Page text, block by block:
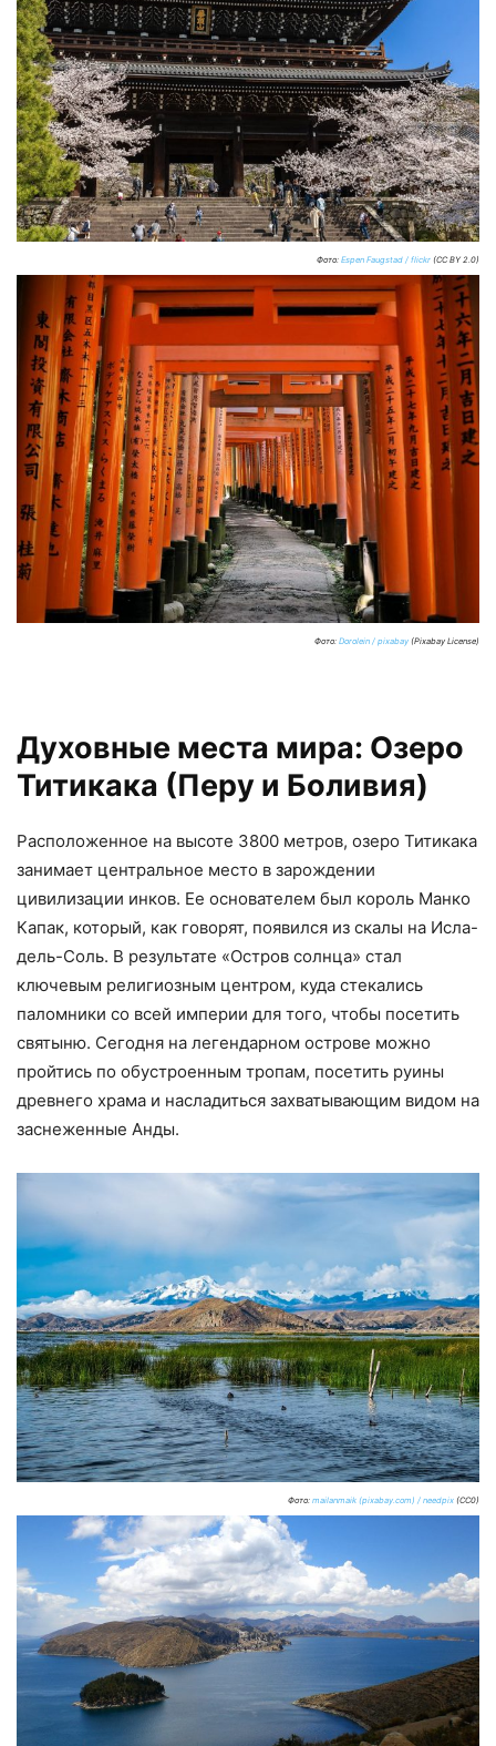
Фото: Espen Faugstad / flickr (CC BY 2.0)
Фото: Dorolein / pixabay (Pixabay License)
Духовные места мира: Озеро
Титикака (Перу и Боливия)
Расположенное на высоте 3800 метров, озеро Титикака
занимает центральное место в зарождении
цивилизации инков. Ее основателем был король Манко
Капак, который, как говорят, появился из скалы на Исла-
дель-Соль. В результате «Остров солнца» стал
ключевым религиозным центром, куда стекались
паломники со всей империи для того, чтобы посетить
святыню. Сегодня на легендарном острове можно
пройтись по обустроенным тропам, посетить руины
древнего храма и насладиться захватывающим видом на
заснеженные Анды.
Фото: mailanmaik (pixabay.com) / needpix (CC0)